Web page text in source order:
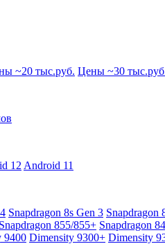
~20 тыс.руб. Цены ~30
12 Android 11
Snapdragon 8s Gen 3 Snapdragon
Snapdragon 855/855+ Snapdragon
9400 Dimensity 9300+ Dimensity